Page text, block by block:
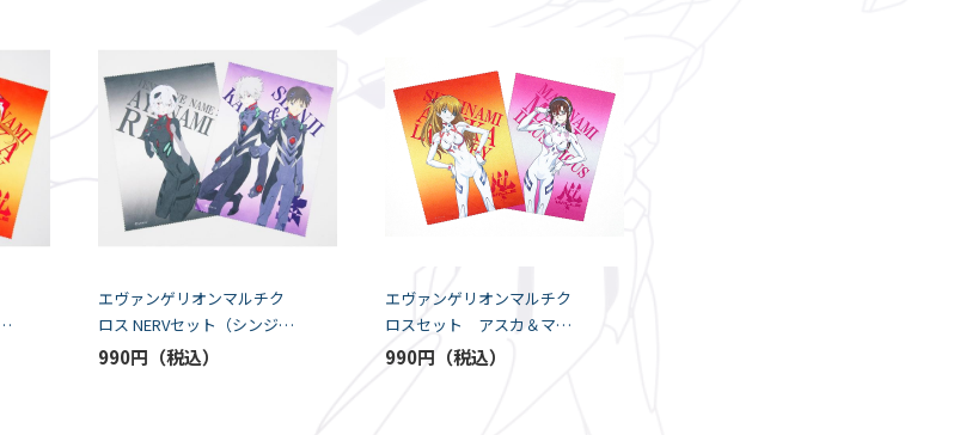
エヴァンゲリオンマルチク
ロス NERVセット（シンジ＆
カヲル/レイ）（K5-SPEC）
990円
エヴァンゲリオンマルチク
ロスセット アスカ＆マリ
セット（K5-SPEC）
990円